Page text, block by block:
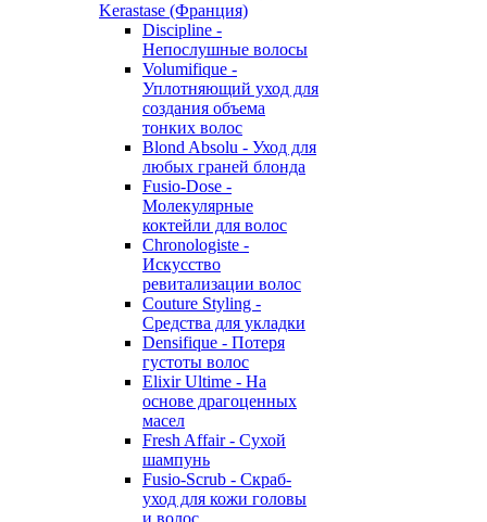
Kerastase (Франция)
Discipline -
Непослушные волосы
Volumifique -
Уплотняющий уход для
создания объема
тонких волос
Blond Absolu - Уход для
любых граней блонда
Fusio-Dose -
Молекулярные
коктейли для волос
Chronologiste -
Искусство
ревитализации волос
Couture Styling -
Средства для укладки
Densifique - Потеря
густоты волос
Elixir Ultime - На
основе драгоценных
масел
Fresh Affair - Сухой
шампунь
Fusio-Scrub - Скраб-
уход для кожи головы
и волос